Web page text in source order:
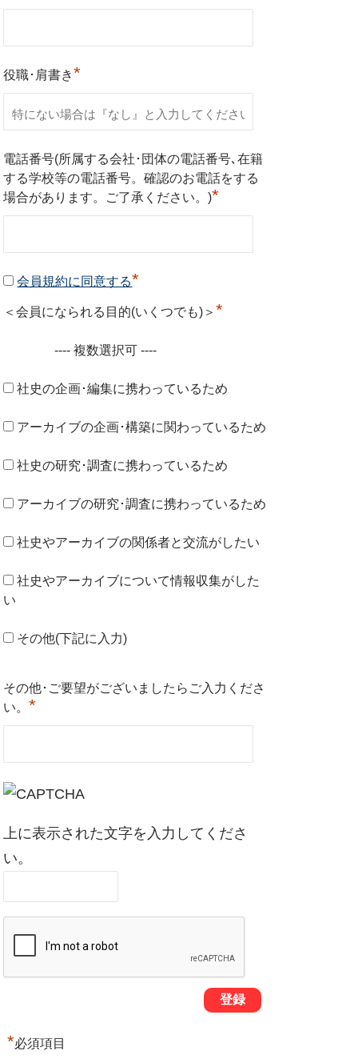
役職･肩書き*
電話番号(所属する会社･団体の電話番号､在籍
する学校等の電話番号。確認のお電話をする
場合があります。ご了承ください。)*
会員規約に同意する*
＜会員になられる目的(いくつでも)＞*
---- 複数選択可 ----
社史の企画･編集に携わっているため
アーカイブの企画･構築に関わっているため
社史の研究･調査に携わっているため
アーカイブの研究･調査に携わっているため
社史やアーカイブの関係者と交流がしたい
社史やアーカイブについて情報収集がした
い
その他(下記に入力)
その他･ご要望がございましたらご入力くださ
い。*
上に表示された文字を入力してくださ
い。
*必須項目